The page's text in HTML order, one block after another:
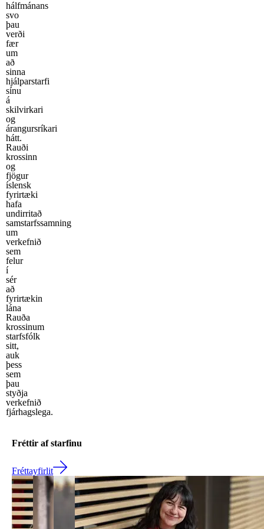
hálfmánans
svo
þau
verði
fær
um
að
sinna
hjálparstarfi
sínu
á
skilvirkari
og
árangursríkari
hátt.
Rauði
krossinn
og
fjögur
íslensk
fyrirtæki
hafa
undirritað
samstarfssamning
um
verkefnið
sem
felur
í
sér
að
fyrirtækin
lána
Rauða
krossinum
starfsfólk
sitt,
auk
þess
sem
þau
styðja
verkefnið
fjárhagslega.
Fréttir af starfinu
Fréttayfirlit